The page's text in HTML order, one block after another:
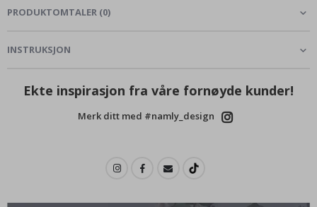
PRODUKTOMTALER (0)
INSTRUKSJON
Ekte inspirasjon fra våre fornøyde kunder!
Merk ditt med #namly_design